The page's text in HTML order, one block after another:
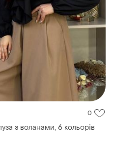
0
з воланами, 6 кольорів